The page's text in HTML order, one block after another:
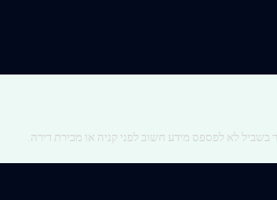
בשביל לא לפספס מידע חשוב לפני קניה או מכירת דירה.